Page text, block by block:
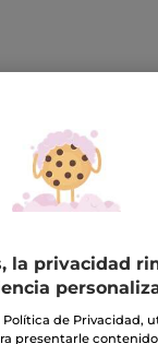
Crema
refresca y
INCLUIR UNA
la privacidad
de Privacidad,
presentarle